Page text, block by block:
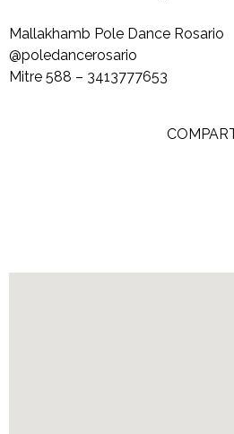
Mallakhamb Pole Dance Rosario
@poledancerosario
Mitre 588 – 3413777653